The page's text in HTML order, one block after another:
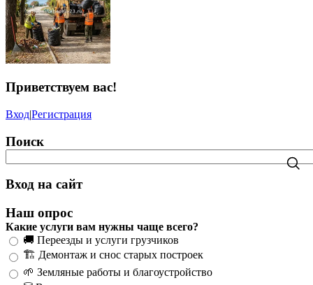
Приветствуем вас!
Вход|Регистрация
Поиск
Вход на сайт
Наш опрос
Какие услуги вам нужны чаще всего?
🚚 Переезды и услуги грузчиков
🏗️ Демонтаж и снос старых построек
🌱 Земляные работы и благоустройство